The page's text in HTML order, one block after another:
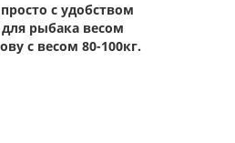
с удобством
рыбака весом
с весом 80-100кг.